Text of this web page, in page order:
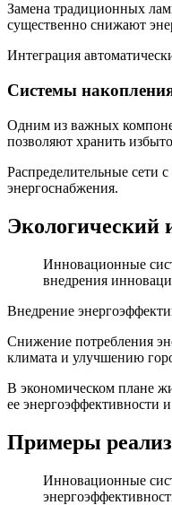
Замена традиционных
существенно снижают
Интеграция
Системы
Одним из важных
позволяют хранить
Распределительные сети
энергоснабжения.
Экологический
Инновационные
внедрения
Внедрение
Снижение потребления
климата и улучшению
В экономическом плане
ее энергоэффективности
Примеры
Инновационные